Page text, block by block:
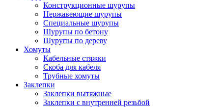
Конструкционные шурупы
Нержавеющие шурупы
Специальные шурупы
Шурупы по бетону
Шурупы по дереву
Хомуты
Кабельные стяжки
Скоба для кабеля
Трубные хомуты
Заклепки
Заклепки вытяжные
Заклепки с внутренней резьбой